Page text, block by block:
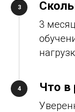
3
Что в